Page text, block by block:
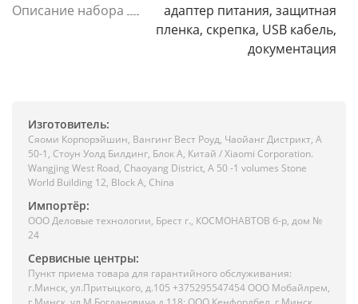
Описание набора
адаптер питания, защитная
пленка, скрепка, USB кабель,
документация
Изготовитель:
Сяоми Корпорэйшин, Вангинг Вест Роуд, Чаойанг Дистрикт, А
50-1, Стоун Уолд Билдинг, Блок А, Китай / Xiaomi Corporation.
Wangjing West Road, Chaoyang District, A 50 -1 volumes Stone
World Building 12, Block A, China
Импортёр:
ООО Деловые технологии, Брест г., КОСМОНАВТОВ б-р, дом №
24
Сервисные центры:
Пункт приема товара для гарантийного обслуживания:
г.Минск, ул.Притыцкого, д.105 +375295547454 ООО Мобайлрем,